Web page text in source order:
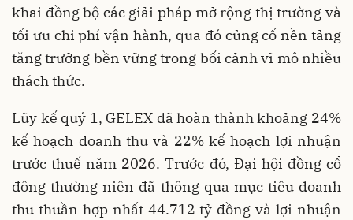
khai đồng bộ các giải pháp mở rộng thị trường và
tối ưu chi phí vận hành, qua đó củng cố nền tảng
tăng trưởng bền vững trong bối cảnh vĩ mô nhiều
thách thức.
Lũy kế quý 1, GELEX đã hoàn thành khoảng 24%
kế hoạch doanh thu và 22% kế hoạch lợi nhuận
trước thuế năm 2026. Trước đó, Đại hội đồng cổ
đông thường niên đã thông qua mục tiêu doanh
thu thuần hợp nhất 44.712 tỷ đồng và lợi nhuận